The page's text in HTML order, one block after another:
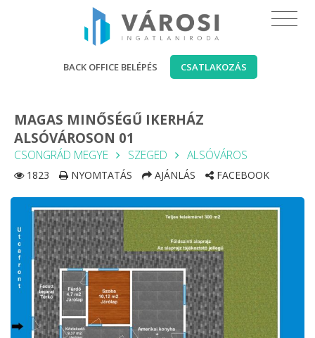
BACK OFFICE BELÉPÉS CSATLAKOZÁS
MAGAS MINŐSÉGŰ IKERHÁZ
ALSÓVÁROSON 01
CSONGRÁD MEGYE SZEGED ALSÓVÁROS
1823 NYOMTATÁS AJÁNLÁS FACEBOOK